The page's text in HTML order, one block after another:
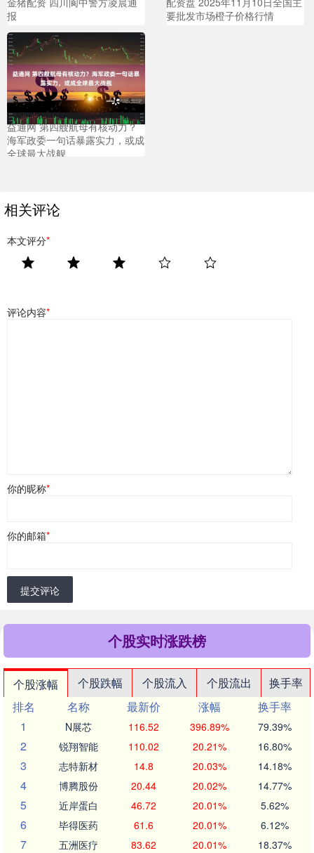
报
要批发市场橙子价格行情
益通网 第四艘航母有核动力？
海军政委一句话暴露实力，或成
全球最大战舰
相关评论
本文评分*
评论内容*
你的昵称*
你的邮箱*
提交评论
个股实时涨跌榜
个股涨幅 个股跌幅 个股流入 个股流出
换手率
排名
名称 最新价 涨幅
换手率
1
N展芯 116.52 396.89% 79.39%
2 锐翔智能 110.02 20.21% 16.80%
3 志特新材 14.8 20.03% 14.18%
4 博腾股份 20.44 20.02% 14.77%
5 近岸蛋白 46.72 20.01% 5.62%
6 毕得医药 61.6 20.01% 6.12%
7 五洲医疗 83.62 20.01% 18.37%